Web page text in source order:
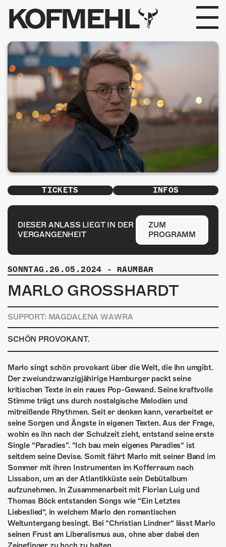
KOFMEHL
PROGRAMM
FABRIKGEFLÜSTER
GALERIE
FOTOGALERIE
PHOTOMAT
INFOS
KONTAKT
ÜBER UNS
SHOP
MITMACHEN
TICKETS INFOS
DIESER ANLASS LIEGT IN DER
VERGANGENHEIT
ZUM
PROGRAMM
SONNTAG.26.05.2024 - RAUMBAR
MARLO GROSSHARDT
SUPPORT: MAGDALENA WAWRA
SCHÖN PROVOKANT.
Marlo singt schön provokant über die Welt, die ihn umgibt.
Der zweiundzwanzigjähirige Hamburger packt seine
kritischen Texte in ein raues Pop-Gewand. Seine kraftvolle
Stimme trägt uns durch nostalgische Melodien und
mitreißende Rhythmen. Seit er denken kann, verarbeitet er
seine Sorgen und Ängste in eigenen Texten. Aus der Frage,
wohin es ihn nach der Schulzeit zieht, entstand seine erste
Single “Paradies”. “Ich bau mein eigenes Paradies“ ist
seitdem seine Devise. Somit fährt Marlo mit seiner Band im
Sommer mit ihren Instrumenten im Kofferraum nach
Lissabon, um an der Atlantikküste sein Debütalbum
aufzunehmen. In Zusammenarbeit mit Florian Luig und
Thomas Böck entstanden Songs wie “Ein Letztes
Liebeslied“, in welchem Marlo den romantischen
Weltuntergang besingt. Bei “Christian Lindner“ lässt Marlo
seinen Frust am Liberalismus aus, ohne aber dabei den